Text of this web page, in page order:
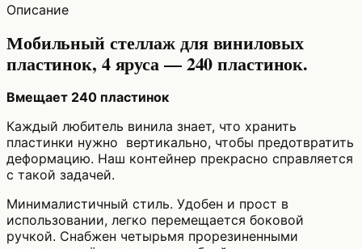
Описание
Мобильный стеллаж для виниловых
пластинок, 4 яруса — 240 пластинок.
Вмещает 240 пластинок
Каждый любитель винила знает, что хранить
пластинки нужно вертикально, чтобы предотвратить
деформацию. Наш контейнер прекрасно справляется
с такой задачей.
Минималистичный стиль. Удобен и прост в
использовании, легко перемещается боковой
ручкой. Снабжен четырьмя прорезиненными